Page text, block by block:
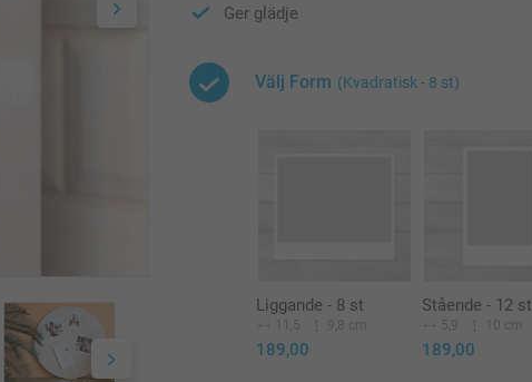
Ger glädje
Välj Form (Kvadratisk - 8 st)
Liggande - 8 st
11,5 9,8 cm
189,00
Stående - 12 st
5,9 10 cm
189,00